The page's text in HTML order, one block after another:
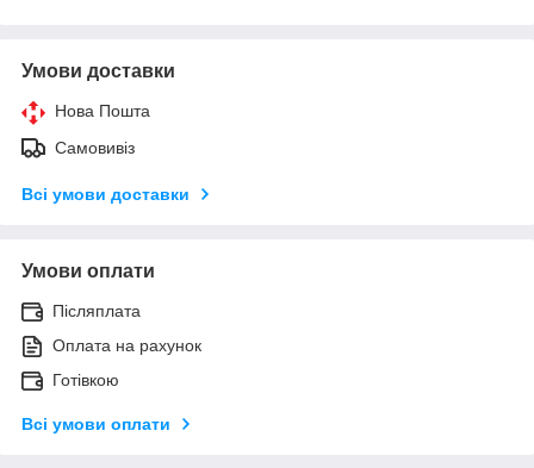
Умови доставки
Нова Пошта
Самовивіз
Всі умови доставки
Умови оплати
Післяплата
Оплата на рахунок
Готівкою
Всі умови оплати